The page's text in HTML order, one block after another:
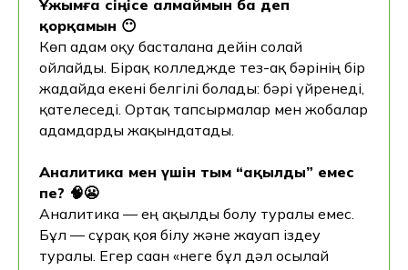
Ұжымға сіңісе алмаймын ба деп
қорқамын 😶
Көп адам оқу басталғанға дейін солай
ойлайды. Бірақ колледжде тез-ақ бәрінің бір
жағдайда екені белгілі болады: бәрі үйренеді,
қателеседі. Ортақ тапсырмалар мен жобалар
адамдарды жақындатады.
Аналитика мен үшін тым “ақылды” емес
пе? 🧠😬
Аналитика — ең ақылды болу туралы емес.
Бұл — сұрақ қоя білу және жауап іздеу
туралы. Егер саған «неге бұл дәл осылай